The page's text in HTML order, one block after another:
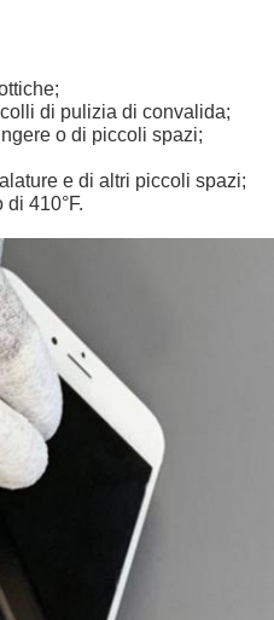
di pulizia di convalida;
o di piccoli spazi;
e di altri piccoli spazi;
410°F.